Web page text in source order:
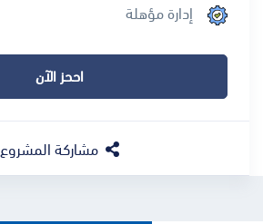
إدارة مؤهلة
اححز الآن
مشاركة المشروع